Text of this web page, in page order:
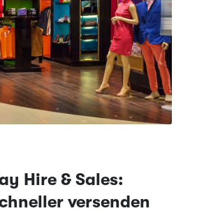
Hire & Sales:
versenden